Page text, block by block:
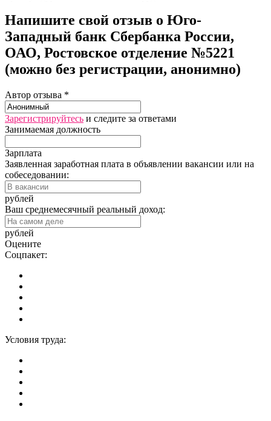
Напишите свой отзыв о Юго-
Западный банк Сбербанка России,
ОАО, Ростовское отделение №5221
(можно без регистрации, анонимно)
Автор отзыва *
Зарегистрируйтесь и следите за ответами
Занимаемая должность
Зарплата
Заявленная заработная плата в объявлении вакансии или на
собеседовании:
рублей
Ваш среднемесячный реальный доход:
рублей
Оцените
Соцпакет:
Условия труда: